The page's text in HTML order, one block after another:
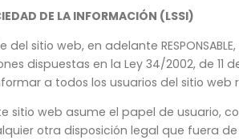
DE LA INFORMACIÓN (LSSI)
del sitio web, en adelante
dispuestas en la Ley 34/2002, de 11
informar a todos los usuarios del sitio
sitio web asume el papel de usuario,
otra disposición legal que fuera